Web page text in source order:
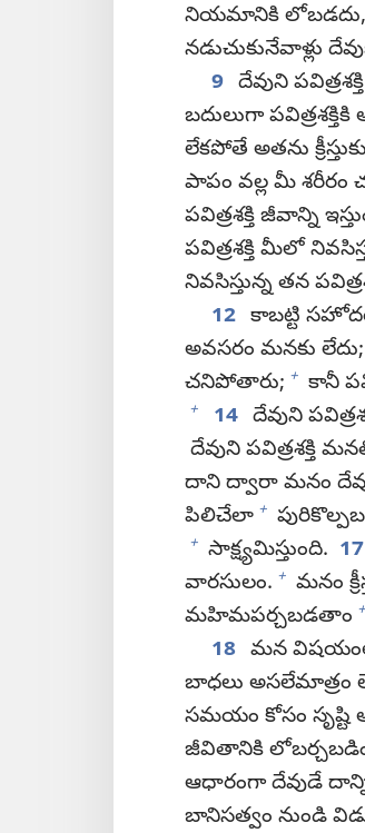
నియమానికి లోబడదు,
నడుచుకునేవాళ్లు
9 దేవుని
బదులుగా
లేకపోతే అతను
పాపం వల్ల మీ శరీరం
పవిత్రశక్తి జీవాన్ని
పవిత్రశక్తి మీలో
నివసిస్తున్న తన
12 కాబట్టి
అవసరం మనకు లేదు;
చనిపోతారు; + కానీ
+ 14 దేవుని
దేవుని పవిత్రశక్తి
దాని ద్వారా మనం
పిలిచేలా +
+ సాక్ష్యమిస్తుంది. 17
వారసులం. + మనం
మహిమపర్చబడతాం +
18 మన విషయంలో
బాధలు అసలేమాత్రం
సమయం కోసం సృష్టి
జీవితానికి
ఆధారంగా దేవుడే
బానిసత్వం నుండి